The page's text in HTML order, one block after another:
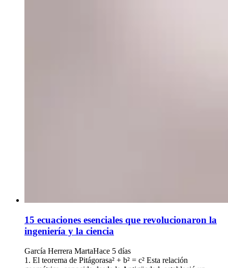
15 ecuaciones esenciales que revolucionaron la
ingeniería y la ciencia
García Herrera MartaHace 5 días
1. El teorema de Pitágorasa² + b² = c² Esta relación